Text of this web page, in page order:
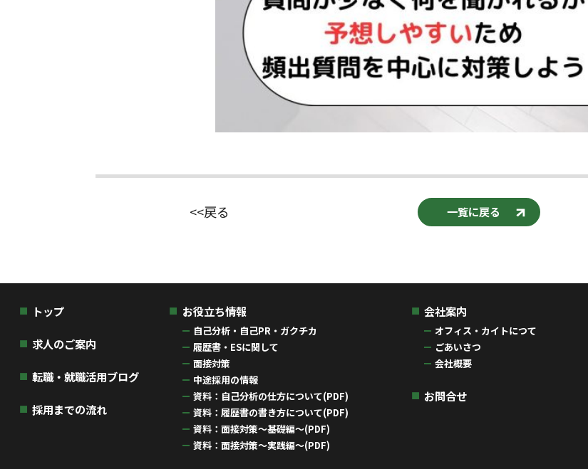
<<戻る 一覧に戻る
トップ
求人のご案内
転職・就職活用ブログ
採用までの流れ
お役立ち情報
自己分析・自己PR・ガクチカ
履歴書・ESに関して
面接対策
中途採用の情報
資料：自己分析の仕方について(PDF)
資料：履歴書の書き方について(PDF)
資料：面接対策〜基礎編〜(PDF)
資料：面接対策〜実践編〜(PDF)
会社案内
オフィス・カイトにつて
ごあいさつ
会社概要
お問合せ